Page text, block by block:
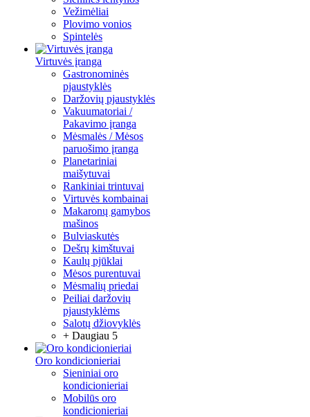
Vežimėliai
Plovimo vonios
Spintelės
Virtuvės įranga
Gastronominės
pjaustyklės
Daržovių pjaustyklės
Vakuumatoriai /
Pakavimo įranga
Mėsmalės / Mėsos
paruošimo įranga
Planetariniai
maišytuvai
Rankiniai trintuvai
Virtuvės kombainai
Makaronų gamybos
mašinos
Bulviaskutės
Dešrų kimštuvai
Kaulų pjūklai
Mėsos purentuvai
Mėsmalių priedai
Peiliai daržovių
pjaustyklėms
Salotų džiovyklės
+ Daugiau 5
Oro kondicionieriai
Sieniniai oro
kondicionieriai
Mobilūs oro
kondicionieriai